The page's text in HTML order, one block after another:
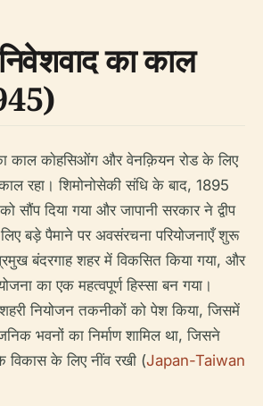
का काल
काल काेहसिओंग और वेनक़ियन रोड के लिए
काल रहा। शिमोनोसेकी संधि के बाद, 1895
सौंप दिया गया और जापानी सरकार ने द्वीप
बड़े पैमाने पर अवसंरचना परियोजनाएँ शुरू
बंदरगाह शहर में विकसित किया गया, और
का एक महत्वपूर्ण हिस्सा बन गया।
नियोजन तकनीकों को पेश किया, जिसमें
भवनों का निर्माण शामिल था, जिसने
के लिए नींव रखी (Japan-Taiwan